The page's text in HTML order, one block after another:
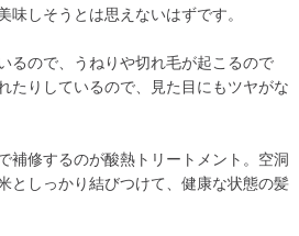
味しそうとは思えないはずです。
るので、うねりや切れ毛が起こるので
たりしているので、見た目にもツヤがな
補修するのが酸熱トリートメント。空洞
としっかり結びつけて、健康な状態の髪